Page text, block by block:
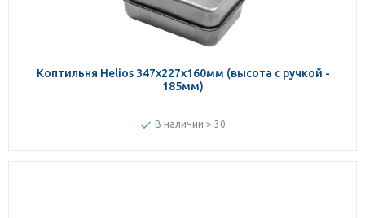
Коптильня Helios 347х227х160мм (высота с ручкой -
185мм)
В наличии > 30